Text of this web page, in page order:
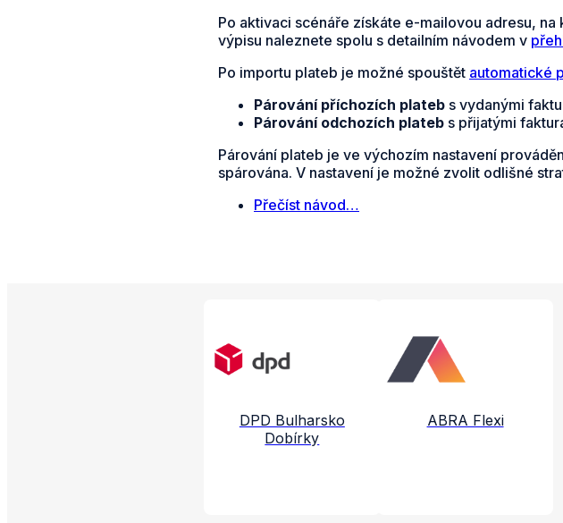
Po aktivaci scénáře získáte e-mailovou adresu,
výpisu naleznete spolu s detailním návodem v
Po importu plateb je možné spouštět automatické
Párování příchozích plateb s vydanými
Párování odchozích plateb s přijatými
Párování plateb je ve výchozím nastavení
spárována. V nastavení je možné zvolit odlišné
Přečíst návod…
DPD Bulharsko
Dobírky
ABRA Flexi